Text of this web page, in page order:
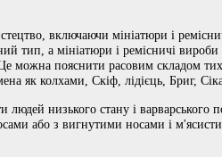
включаючи мініатюри і
тип, а мініатюри і ремісничі
можна пояснити расовим складом
як колхами, Скіф, лідієць, Бриг,
людей низького стану і
або з вигнутими носами і